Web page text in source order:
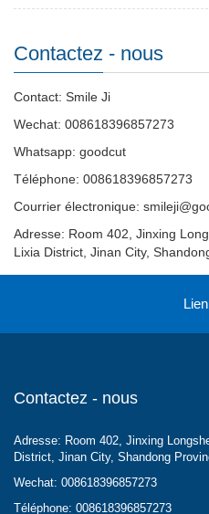
Contactez - nous
Contact: Smile Ji
Wechat: 008618396857273
Whatsapp: goodcut
Téléphone: 008618396857273
Courrier électronique:
Adresse: Room 402, Jinxing
Lixia District, Jinan City,
Contactez - nous
Adresse: Room 402, Jinxing
District, Jinan City, Shandong
Wechat: 008618396857273
Téléphone: 008618396857273